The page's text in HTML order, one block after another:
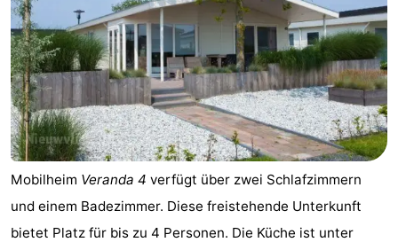
Mobilheim Veranda 4 verfügt über zwei Schlafzimmern
und einem Badezimmer. Diese freistehende Unterkunft
bietet Platz für bis zu 4 Personen. Die Küche ist unter